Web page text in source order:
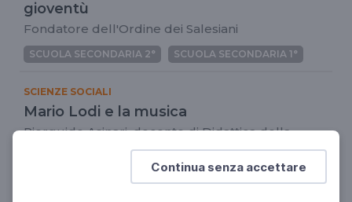
Continua senza accettare
gioventù
Fondatore dell'Ordine dei Salesiani
SCUOLA SECONDARIA 2° SCUOLA SECONDARIA 1°
SCIENZE SOCIALI
Mario Lodi e la musica
Pierguido Asinari, docente di Didattica della
musica Università di Verona